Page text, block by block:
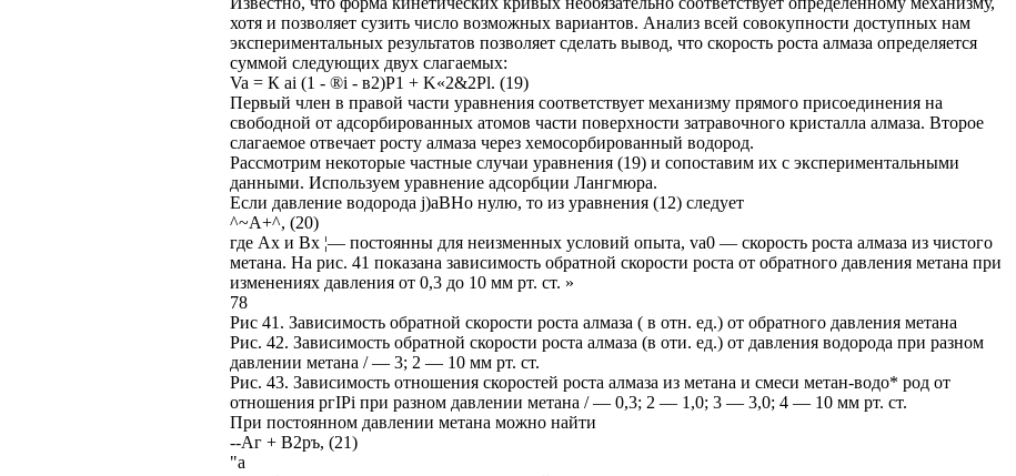
хотя и позволяет сузить число возможных вариантов. Анализ всей совокупности доступных нам
экспериментальных результатов позволяет сделать вывод, что скорость роста алмаза определяется
суммой следующих двух слагаемых:
Va = К ai (1 - ®i - в2)Р1 + K«2&2Pl. (19)
Первый член в правой части уравнения соответствует механизму прямого присоединения на
свободной от адсорбированных атомов части поверхности затравочного кристалла алмаза. Второе
слагаемое отвечает росту алмаза через хемосорбированный водород.
Рассмотрим некоторые частные случаи уравнения (19) и сопоставим их с экспериментальными
данными. Используем уравнение адсорбции Лангмюра.
Если давление водорода j)aBHo нулю, то из уравнения (12) следует
^~А+^, (20)
где Ах и Вх ¦— постоянны для неизменных условий опыта, va0 — скорость роста алмаза из чистого
метана. На рис. 41 показана зависимость обратной скорости роста от обратного давления метана при
изменениях давления от 0,3 до 10 мм рт. ст. »
78
Рис 41. Зависимость обратной скорости роста алмаза ( в отн. ед.) от обратного давления метана
Рис. 42. Зависимость обратной скорости роста алмаза (в оти. ед.) от давления водорода при разном
давлении метана / — 3; 2 — 10 мм рт. ст.
Рис. 43. Зависимость отношения скоростей роста алмаза из метана и смеси метан-водо* род от
отношения ргІРі при разном давлении метана / — 0,3; 2 — 1,0; 3 — 3,0; 4 — 10 мм рт. ст.
При постоянном давлении метана можно найти
--Аг + В2ръ, (21)
"а